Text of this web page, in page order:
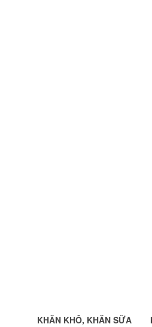
KHĂN KHÔ, KHĂN SỮA